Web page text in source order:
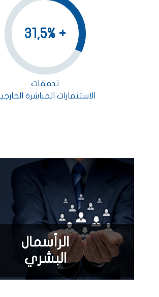
+ 31,5%
تدفقات
الاستثمارات المباشرة
الرأسمال
البشري